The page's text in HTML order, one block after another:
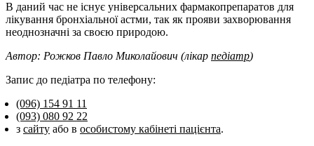
В даний час не існує універсальних фармакопрепаратов для
лікування бронхіальної астми, так як прояви захворювання
неоднозначні за своєю природою.
Автор: Рожков Павло Миколайович (лікар педіатр)
Запис до педіатра по телефону:
(096) 154 91 11
(093) 080 92 22
з сайту або в особистому кабінеті пацієнта.